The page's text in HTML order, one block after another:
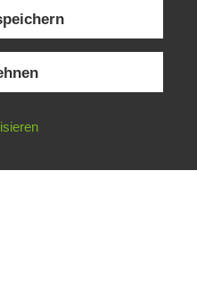
Rechte vorbehalten